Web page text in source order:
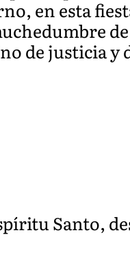
en esta
de justicia y
Santo,